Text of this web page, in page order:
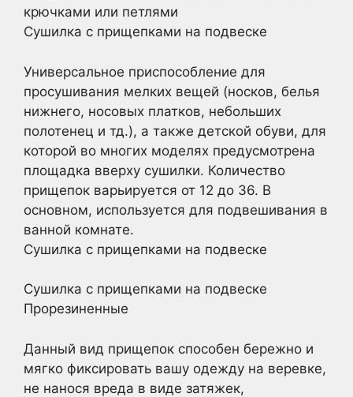
крючками или петлями
Сушилка с прищепками на подвеске
Универсальное приспособление для
просушивания мелких вещей (носков, белья
нижнего, носовых платков, небольших
полотенец и тд.), а также детской обуви, для
которой во многих моделях предусмотрена
площадка вверху сушилки. Количество
прищепок варьируется от 12 до 36. В
основном, используется для подвешивания в
ванной комнате.
Сушилка с прищепками на подвеске
Сушилка с прищепками на подвеске
Прорезиненные
Данный вид прищепок способен бережно и
мягко фиксировать вашу одежду на веревке,
не нанося вреда в виде затяжек,